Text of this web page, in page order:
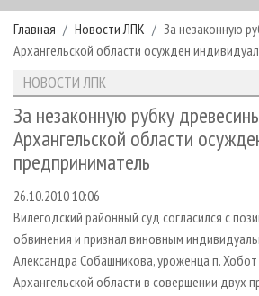
РУБРИКИ И ТЕМЫ
РУБРИКИ ЖУРНАЛА
ЛЕСОЗАГОТОВКА
ЛЕСОПИЛЕНИЕ
ДЕРЕВООБРАБОТКА
СУШКА ДРЕВЕСИНЫ
ПРОИЗВОДСТВО ДРЕВЕСНЫХ ПЛИТ
ДЕРЕВЯННОЕ ДОМОСТРОЕНИЕ
ПРОИЗВОДСТВО МЕБЕЛИ
НОВОСТИ
НОВОСТИ ЛПК
НОВОСТИ ЖУРНАЛА
НОВОСТИ КОМПАНИЙ
ПРОЕКТЫ ЛПИ
АНАЛИТИКА
ПРЕДПРИЯТИЯ ЛПК
ЛЕСНЫЕ РЕГИОНЫ РОССИИ
ПЕРСОНЫ
МОБИЛЬНЫЕ ВЫСТАВКИ
ОФИЦИАЛЬНЫЕ ДЕЛЕГАЦИИ
ПРИОРИТЕТНЫЕ ИНВЕСТПРОЕКТЫ
АРХИВ ЖУРНАЛОВ
СТАТЬИ
О ЖУРНАЛЕ
ПОДПИСКА
КОНТАКТЫ
РЕКЛАМОДАТЕЛЯМ
РЕКЛАМА
РЕКЛАМА НА САЙТЕ
Главная Новости ЛПК
За незаконную
Архангельской области осужден
НОВОСТИ ЛПК
За незаконную рубку
Архангельской области
предприниматель
26.10.2010 10:06
Вилегодский районный суд согласился с
обвинения и признал виновным
Александра Собашникова, уроженца п.
Архангельской области в совершении двух